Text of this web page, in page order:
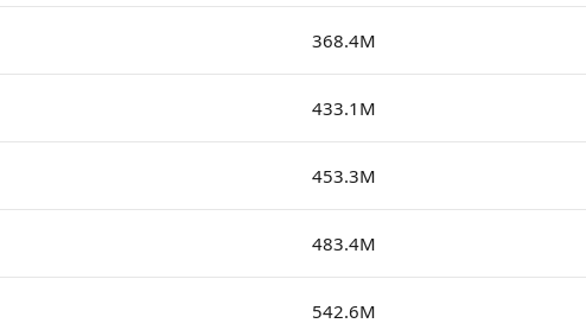
368.4M
433.1M
453.3M
483.4M
542.6M